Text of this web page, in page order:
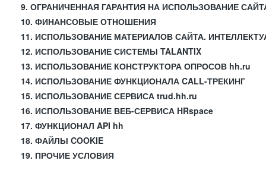
9. ОГРАНИЧЕННАЯ ГАРАНТИЯ НА ИСПОЛЬЗОВАНИЕ
10. ФИНАНСОВЫЕ ОТНОШЕНИЯ
11. ИСПОЛЬЗОВАНИЕ МАТЕРИАЛОВ САЙТА.
12. ИСПОЛЬЗОВАНИЕ СИСТЕМЫ TALANTIX
13. ИСПОЛЬЗОВАНИЕ КОНСТРУКТОРА ОПРОСОВ hh.ru
14. ИСПОЛЬЗОВАНИЕ ФУНКЦИОНАЛА CALL-ТРЕКИНГ
15. ИСПОЛЬЗОВАНИЕ СЕРВИСА trud.hh.ru
16. ИСПОЛЬЗОВАНИЕ ВЕБ-СЕРВИСА HRspace
17. ФУНКЦИОНАЛ API hh
18. ФАЙЛЫ COOKIE
19. ПРОЧИЕ УСЛОВИЯ